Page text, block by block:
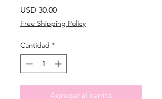
USD 30.00Precio
Free Shipping Policy
Cantidad *
Agregar al carrito